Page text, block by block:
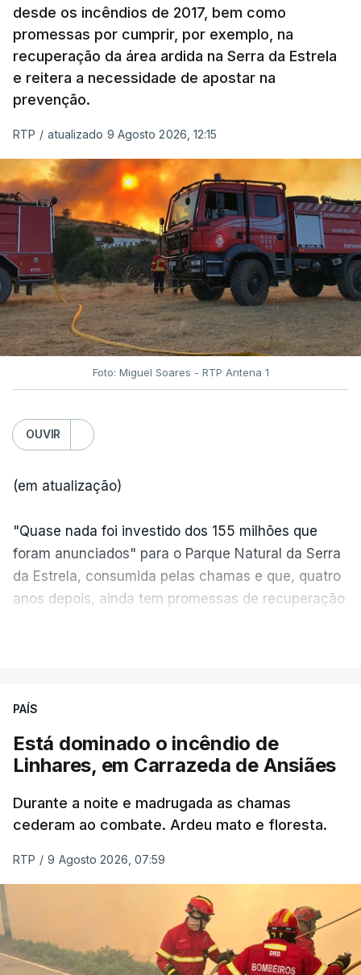
desde os incêndios de 2017, bem como
promessas por cumprir, por exemplo, na
recuperação da área ardida na Serra da Estrela
e reitera a necessidade de apostar na
prevenção.
RTP / atualizado 9 Agosto 2026, 12:15
Foto: Miguel Soares - RTP Antena 1
OUVIR
(em atualização)
"Quase nada foi investido dos 155 milhões que
foram anunciados" para o Parque Natural da Serra
da Estrela, consumida pelas chamas e que, quatro
anos depois, ainda tem promessas de recuperação
ESTE CONTEÚDO ESTÁ NESTE
PAÍS
Está dominado o incêndio de
Linhares, em Carrazeda de Ansiães
Durante a noite e madrugada as chamas
cederam ao combate. Ardeu mato e floresta.
RTP / 9 Agosto 2026, 07:59